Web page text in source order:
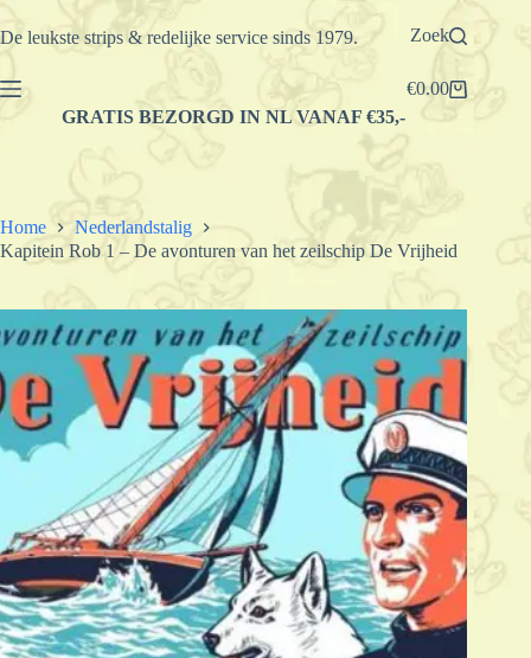
Ga
naar
De leukste strips & redelijke service sinds 1979. Zoek
Winkelwagen
€0.00
GRATIS BEZORGD IN NL VANAF €35,-
Home
Nederlandstalig
Kapitein Rob 1 – De avonturen van het zeilschip De Vrijheid